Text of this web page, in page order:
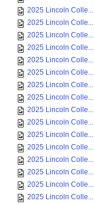
2025 Lincoln Colle...
2025 Lincoln Colle...
2025 Lincoln Colle...
2025 Lincoln Colle...
2025 Lincoln Colle...
2025 Lincoln Colle...
2025 Lincoln Colle...
2025 Lincoln Colle...
2025 Lincoln Colle...
2025 Lincoln Colle...
2025 Lincoln Colle...
2025 Lincoln Colle...
2025 Lincoln Colle...
2025 Lincoln Colle...
2025 Lincoln Colle...
2025 Lincoln Colle...